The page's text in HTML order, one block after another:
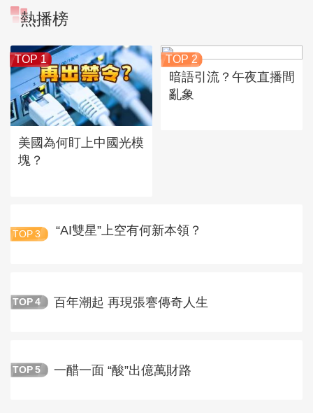
熱播榜
TOP 1
美國為何盯上中國光模
塊？
TOP 2
暗語引流？午夜直播間
亂象
TOP 3 “AI雙星”上空有何新本領？
TOP 4 百年潮起 再現張謇傳奇人生
TOP 5 一醋一面 “酸”出億萬財路